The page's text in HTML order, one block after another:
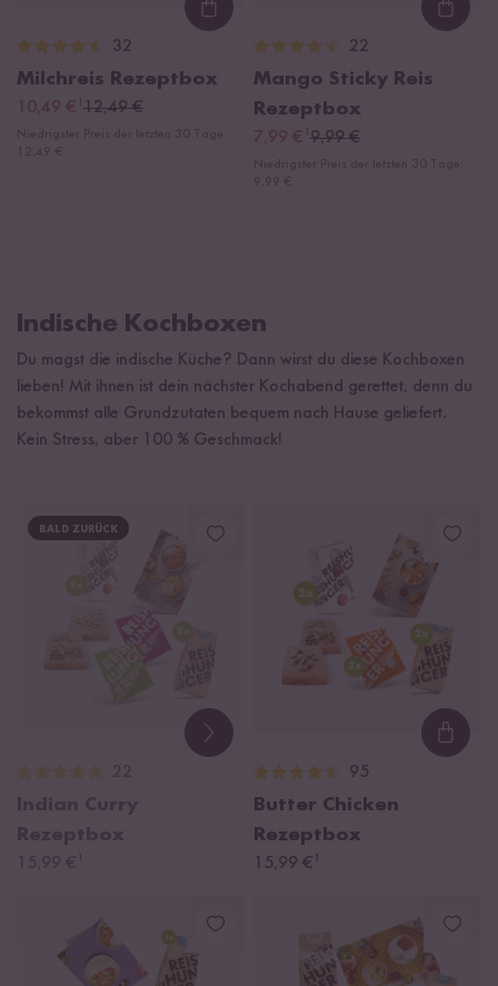
Loading...
32
Milchreis Rezeptbox
10,49 € ¹12,49 €
22
Mango Sticky Reis
Rezeptbox
7,99 € ¹9,99 €
Indische Kochboxen
Du magst die indische Küche? Dann wirst du diese Kochboxen
lieben! Mit ihnen ist dein nächster Kochabend gerettet, denn du
bekommst alle Grundzutaten bequem nach Hause geliefert.
Kein Stress, aber 100 % Geschmack!
BALD ZURÜCK
95
Butter Chicken
Rezeptbox
15,99 € ¹